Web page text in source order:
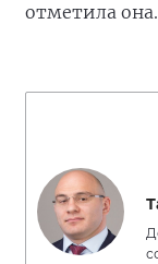
отметила она.